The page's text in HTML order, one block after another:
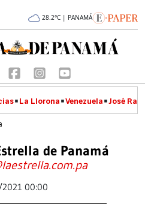
28.2°C | PANAMÁ
La Llorona Venezuela José
de Panamá
00:00